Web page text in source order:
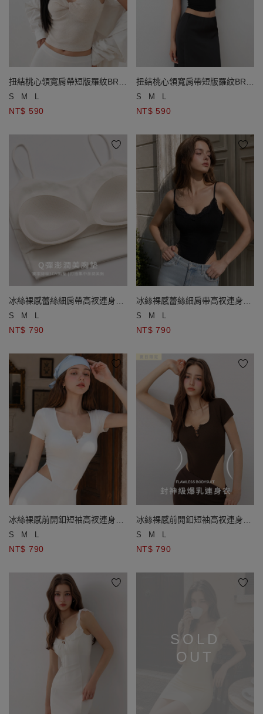
扭結桃心領寬肩帶短版羅紋BRA
背心
S M L
NT$ 590
扭結桃心領寬肩帶短版羅紋BRA
背心
S M L
NT$ 590
冰絲裸感蕾絲細肩帶高衩連身衣
(附胸墊)
S M L
NT$ 790
冰絲裸感蕾絲細肩帶高衩連身衣
(附胸墊)
S M L
NT$ 790
冰絲裸感前開釦短袖高衩連身衣
(附胸墊)
S M L
NT$ 790
冰絲裸感前開釦短袖高衩連身衣
(附胸墊)
S M L
NT$ 790
SOLD
OUT